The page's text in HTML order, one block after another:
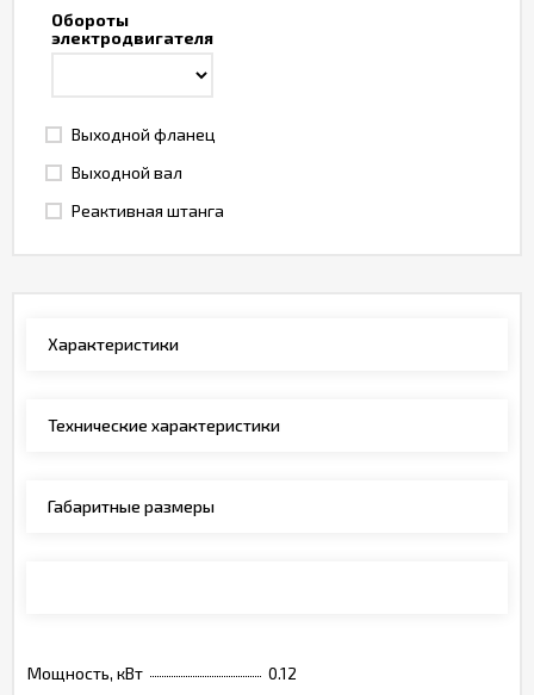
Обороты
электродвигателя
Выходной фланец
Выходной вал
Реактивная штанга
Характеристики
Технические характеристики
Габаритные размеры
Мощность, кВт
0.12